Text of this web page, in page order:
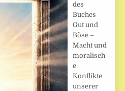
des
Buches
Gut und
Böse –
Macht und
moralisch
e
Konflikte
unserer